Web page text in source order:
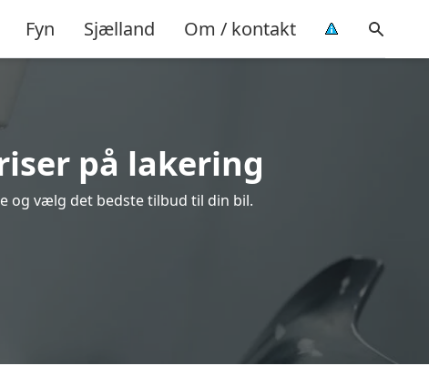
Fyn Sjælland Om / kontakt
på lakering
og vælg det bedste tilbud til din bil.